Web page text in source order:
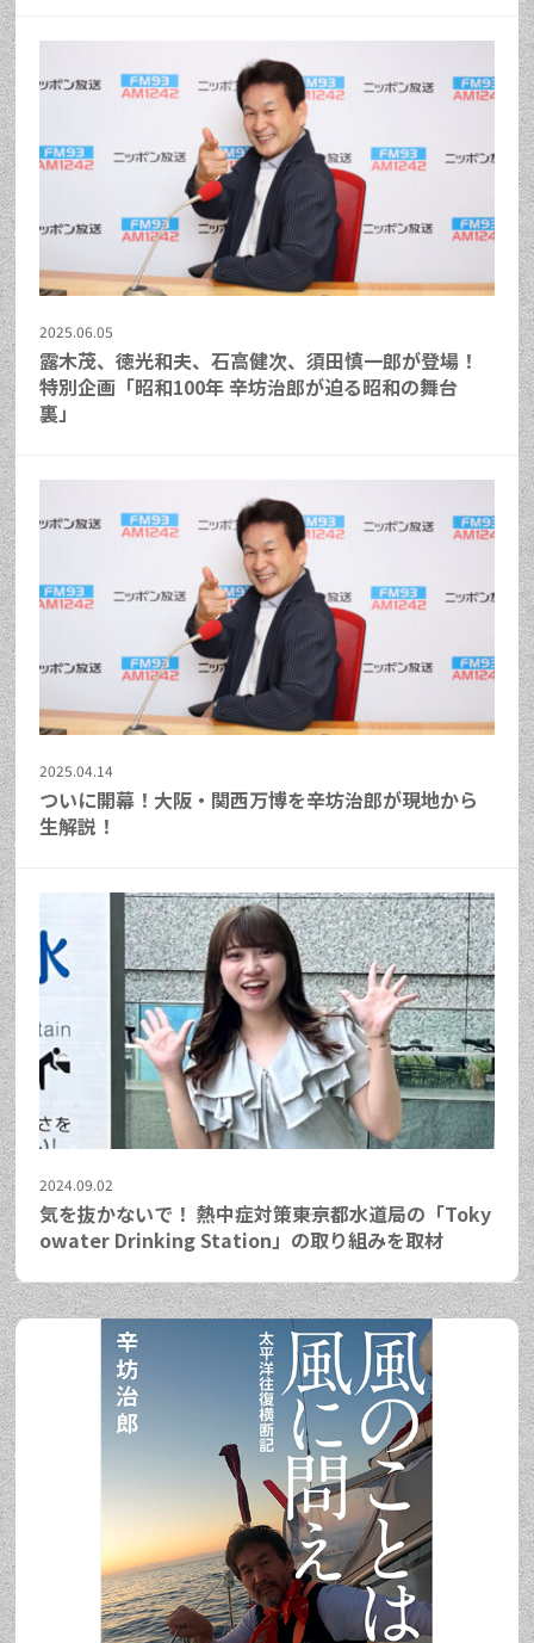
2025.06.05
露木茂、徳光和夫、石高健次、須田慎一郎が登場！
特別企画「昭和100年 辛坊治郎が迫る昭和の舞台
裏」
2025.04.14
ついに開幕！大阪・関西万博を辛坊治郎が現地から
生解説！
2024.09.02
気を抜かないで！ 熱中症対策――東京都水道局の「Toky
owater Drinking Station」の取り組みを取材